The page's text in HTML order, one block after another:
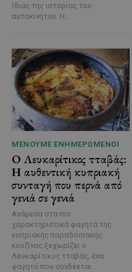
ίδιας της ιστορίας του
αυτοκινήτου. Η...
ΜΈΝΟΥΜΕ ΕΝΗΜΕΡΩΜΈΝΟΙ
Ο Λευκαρίτικος τταβάς:
Η αυθεντική κυπριακή
συνταγή που περνά από
γενιά σε γενιά
Ανάμεσα στα πιο
χαρακτηριστικά φαγητά της
κυπριακής παραδοσιακής
κουζίνας ξεχωρίζει ο
Λευκαρίτικος τταβάς, ένα
φαγητό που συνδέεται